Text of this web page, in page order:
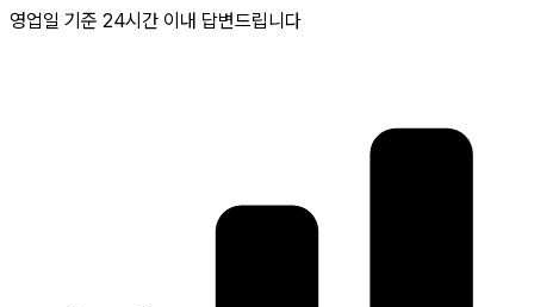
영업일 기준 24시간 이내 답변드립니다